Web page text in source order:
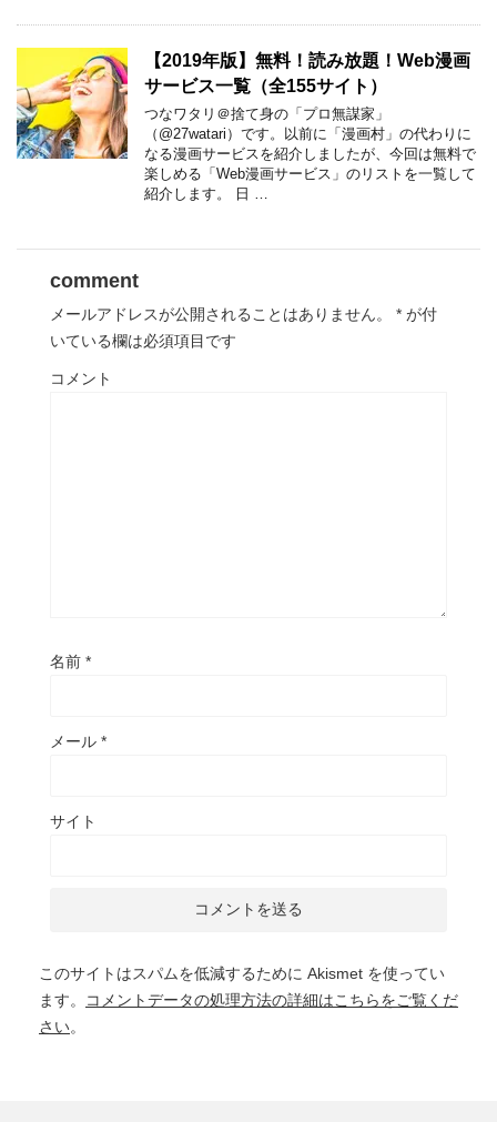
【2019年版】無料！読み放題！Web漫画
サービス一覧（全155サイト）
つなワタリ＠捨て身の「プロ無謀家」
（@27watari）です。以前に「漫画村」の代わりに
なる漫画サービスを紹介しましたが、今回は無料で
楽しめる「Web漫画サービス」のリストを一覧して
紹介します。 日 …
comment
メールアドレスが公開されることはありません。 * が付
いている欄は必須項目です
コメント
名前 *
メール *
サイト
このサイトはスパムを低減するために Akismet を使ってい
ます。
コメントデータの処理方法の詳細はこちらをご覧くだ
さい。